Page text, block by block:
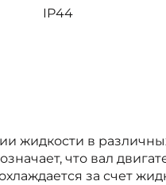
IP44
жидкости в
что вал
за счет